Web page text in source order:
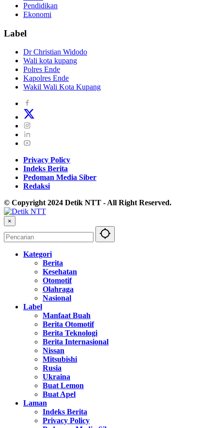
Pendidikan
Ekonomi
Label
Dr Christian Widodo
Wali kota kupang
Polres Ende
Kapolres Ende
Wakil Wali Kota Kupang
Privacy Policy
Indeks Berita
Pedoman Media Siber
Redaksi
© Copyright 2024 Detik NTT - All Right Reserved.
×
Kategori
Berita
Kesehatan
Otomotif
Olahraga
Nasional
Label
Manfaat Buah
Berita Otomotif
Berita Teknologi
Berita Internasional
Nissan
Mitsubishi
Rusia
Ukraina
Buat Lemon
Buat Apel
Laman
Indeks Berita
Privacy Policy